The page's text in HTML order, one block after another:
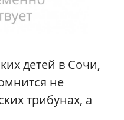
детей в Сочи,
не
трибунах, а